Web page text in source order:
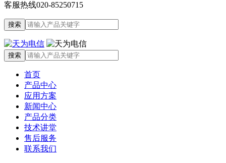
客服热线020-85250715
首页
产品中心
应用方案
新闻中心
产品分类
技术讲堂
售后服务
联系我们